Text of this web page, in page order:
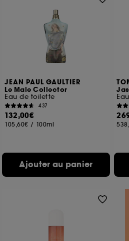
JEAN PAUL GAULTIER
Le Male Collector
Eau de toilette
437
132,00€
105,60€ / 100ml
Ajouter au panier